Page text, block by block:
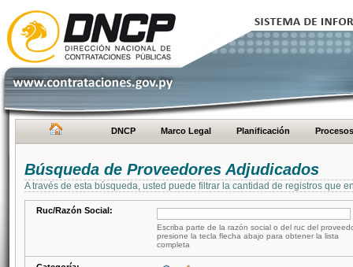
DNCP Marco Legal Planificación Procesos
Búsqueda de Proveedores Adjudicados
A través de esta búsqueda, usted puede filtrar la cantidad de registros que
Ruc/Razón Social:
Escriba parte de la razón social o del ruc del
presione la tecla flecha abajo para obtener la lista
completa